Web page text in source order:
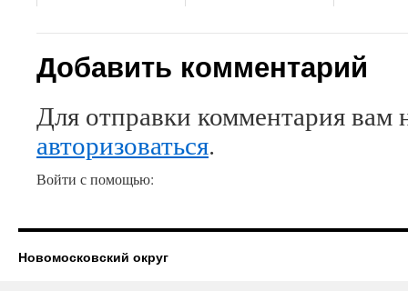
Добавить комментарий
Для отправки комментария вам
авторизоваться.
Войти с помощью:
Новомосковский округ